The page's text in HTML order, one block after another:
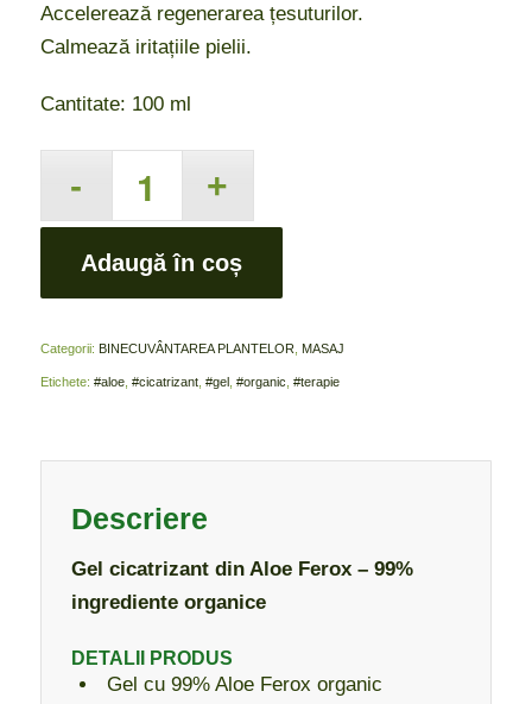
Accelerează regenerarea țesuturilor.
Calmează iritațiile pielii.
Cantitate: 100 ml
Adaugă în coș
Categorii: BINECUVÂNTAREA PLANTELOR MASAJ
Etichete: #aloe, #cicatrizant, #gel #organic #terapie
Descriere
Gel cicatrizant din Aloe Ferox – 99%
ingrediente organice
DETALII PRODUS
Gel cu 99% Aloe Ferox organic